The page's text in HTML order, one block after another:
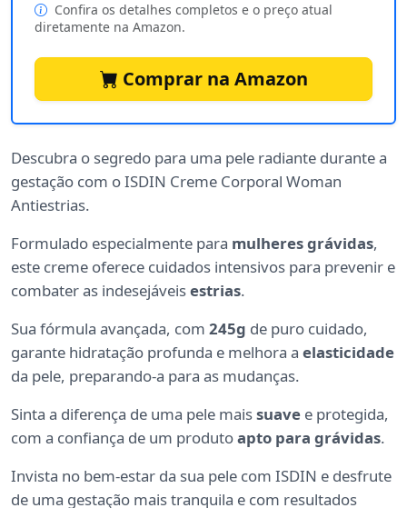
Confira os detalhes completos e o preço atual
diretamente na Amazon.
Comprar na Amazon
Descubra o segredo para uma pele radiante durante a
gestação com o ISDIN Creme Corporal Woman
Antiestrias.
Formulado especialmente para mulheres grávidas,
este creme oferece cuidados intensivos para prevenir e
combater as indesejáveisestrias.
Sua fórmula avançada, com 245g de puro cuidado,
garante hidratação profunda e melhora a elasticidade
da pele, preparando-a para as mudanças.
Sinta a diferença de uma pele maissuave e protegida,
com a confiança de um produtoapto para grávidas.
Invista no bem-estar da sua pele com ISDIN e desfrute
de uma gestação mais tranquila e com resultados